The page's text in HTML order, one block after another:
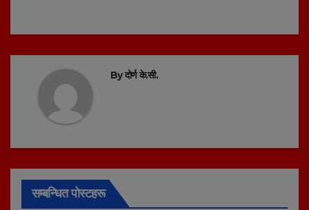
Byदोर्ण के.सी.
सम्बन्धित पोस्टहरू